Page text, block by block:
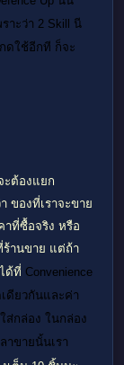
าะว่า 2 Skill นี
ดใช้อีกที ก็จะ
ะต้องแยก
ของที่เราจะขาย
าที่ซื้อจริง หรือ
ร้านขาย แต่ถ้า
ด้ที่ Convenience
ดียวกันและค่า
ส่กล่อง ในกล่อง
าขายนั้นเรา